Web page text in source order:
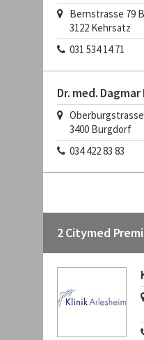
Bernstrasse 79 B
3122 Kehrsatz
031 534 14 71
Dr. med. Dagmar
3400 Burgdorf
034 422 83 83
2 Citymed